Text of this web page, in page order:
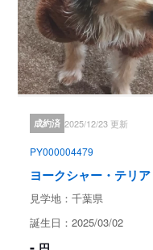
成約済 2025/12/23 更新
PY000004479
ヨークシャー・テリア
見学地：千葉県
誕生日：2025/03/02